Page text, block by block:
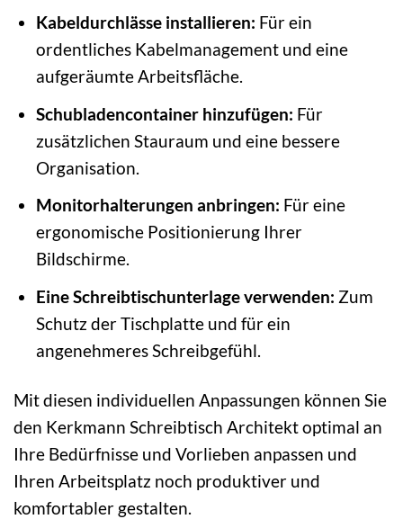
Kabeldurchlässe installieren: Für ein
ordentliches Kabelmanagement und eine
aufgeräumte Arbeitsfläche.
Schubladencontainer hinzufügen: Für
zusätzlichen Stauraum und eine bessere
Organisation.
Monitorhalterungen anbringen: Für eine
ergonomische Positionierung Ihrer
Bildschirme.
Eine Schreibtischunterlage verwenden: Zum
Schutz der Tischplatte und für ein
angenehmeres Schreibgefühl.
Mit diesen individuellen Anpassungen können Sie
den Kerkmann Schreibtisch Architekt optimal an
Ihre Bedürfnisse und Vorlieben anpassen und
Ihren Arbeitsplatz noch produktiver und
komfortabler gestalten.